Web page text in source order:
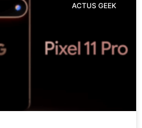
ACTUS GEEK